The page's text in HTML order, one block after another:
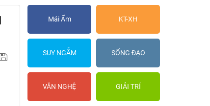
Mái Ấm KT-XH
SUY NGẪM SỐNG ĐẠO
VĂN NGHỆ GIẢI TRÍ